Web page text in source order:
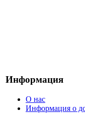
Информация
О нас
Информация о